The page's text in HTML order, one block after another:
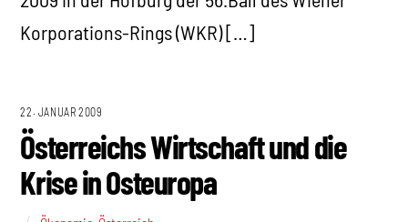
Korporations-Rings (WKR) […]
22. JANUAR 2009
Österreichs Wirtschaft und die
Krise in Osteuropa